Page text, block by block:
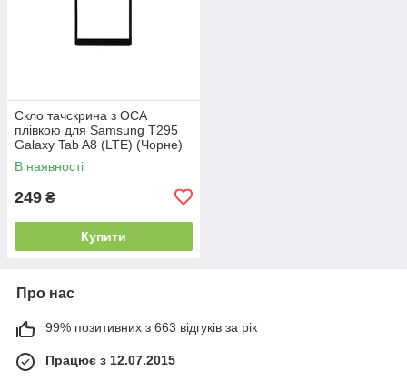
Скло тачскрина з OCA
плівкою для Samsung T295
Galaxy Tab A8 (LTE) (Чорне)
В наявності
249 ₴
Купити
Про нас
99% позитивних з 663 відгуків за рік
Працює з 12.07.2015